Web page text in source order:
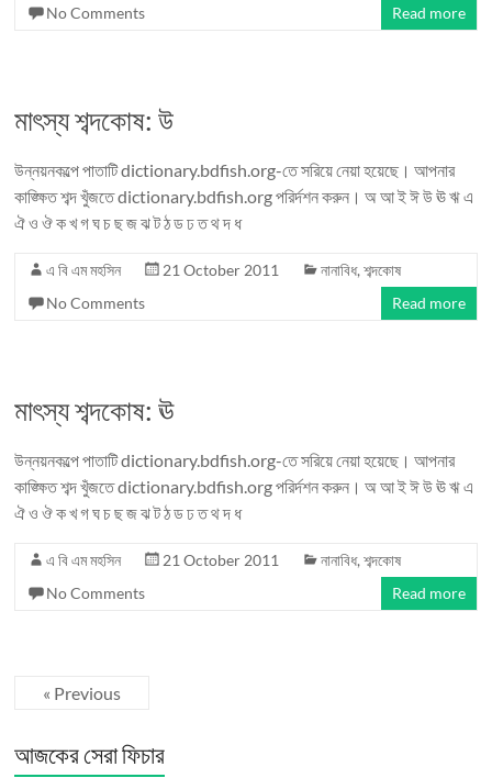
No Comments
Read more
মাৎস্য শব্দকোষ: উ
উন্নয়নকল্পে পাতাটি dictionary.bdfish.org-তে সরিয়ে নেয়া হয়েছে। আপনার
কাঙ্ক্ষিত শব্দ খুঁজতে dictionary.bdfish.org পরির্দশন করুন। অ আ ই ঈ উ ঊ ঋ এ
ঐ ও ঔ ক খ গ ঘ চ ছ জ ঝ ট ঠ ড ঢ ত থ দ ধ
এ বি এম মহসিন 21 October 2011 নানাবিধ,শব্দকোষ
No Comments
Read more
মাৎস্য শব্দকোষ: ঊ
উন্নয়নকল্পে পাতাটি dictionary.bdfish.org-তে সরিয়ে নেয়া হয়েছে। আপনার
কাঙ্ক্ষিত শব্দ খুঁজতে dictionary.bdfish.org পরির্দশন করুন। অ আ ই ঈ উ ঊ ঋ এ
ঐ ও ঔ ক খ গ ঘ চ ছ জ ঝ ট ঠ ড ঢ ত থ দ ধ
এ বি এম মহসিন 21 October 2011 নানাবিধ,শব্দকোষ
No Comments
Read more
« Previous
আজকের সেরা ফিচার